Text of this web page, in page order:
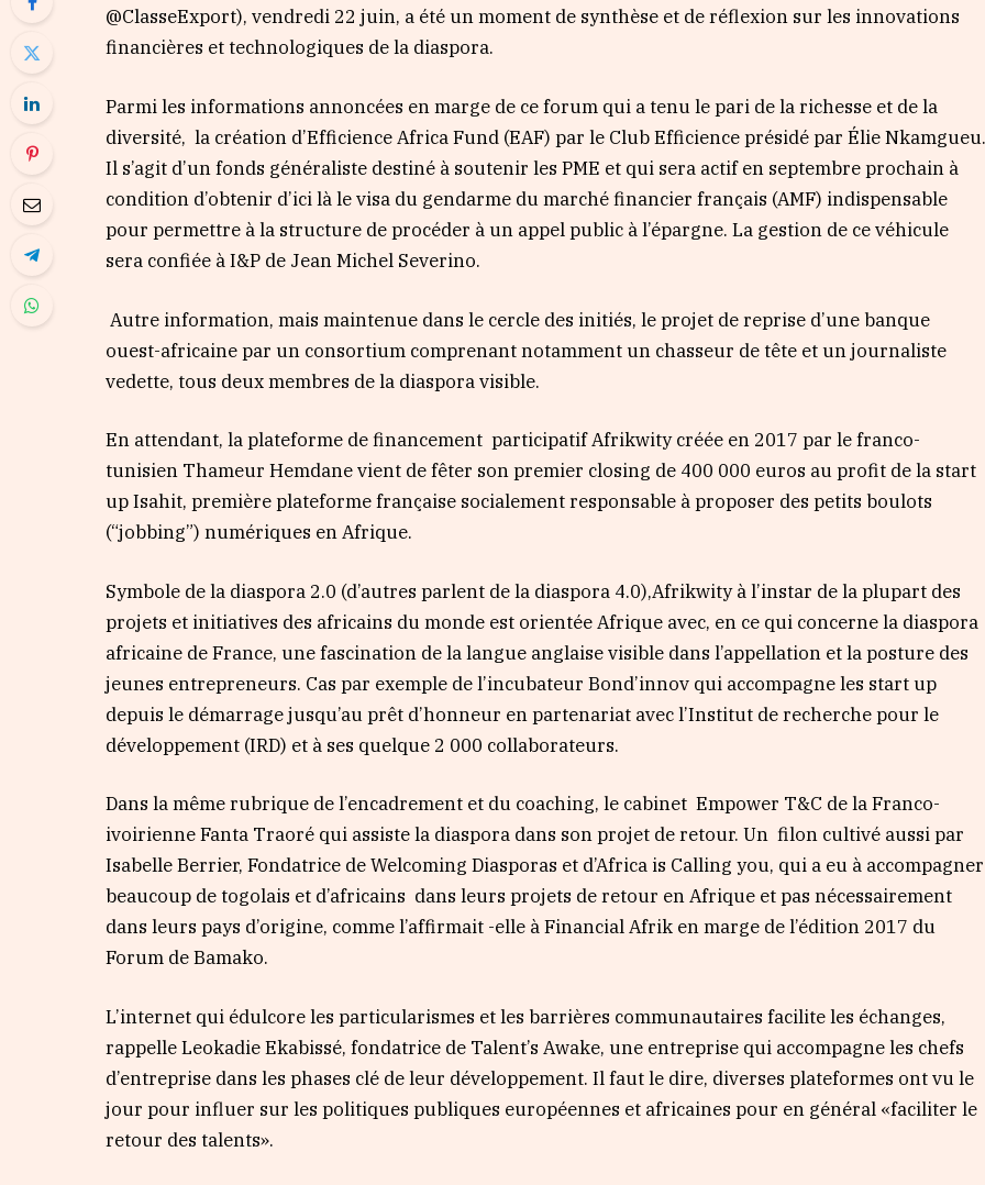
@ClasseExport), vendredi 22 juin, a été un moment de synthèse et de réflexion sur les innovations
financières et technologiques de la diaspora.
Parmi les informations annoncées en marge de ce forum qui a tenu le pari de la richesse et de la
diversité, la création d’Efficience Africa Fund (EAF) par le Club Efficience présidé par Élie
Il s’agit d’un fonds généraliste destiné à soutenir les PME et qui sera actif en septembre prochain à
condition d’obtenir d’ici là le visa du gendarme du marché financier français (AMF) indispensable
pour permettre à la structure de procéder à un appel public à l’épargne. La gestion de ce véhicule
sera confiée à I&P de Jean Michel Severino.
Autre information, mais maintenue dans le cercle des initiés, le projet de reprise d’une banque
ouest-africaine par un consortium comprenant notamment un chasseur de tête et un journaliste
vedette, tous deux membres de la diaspora visible.
En attendant, la plateforme de financement participatif Afrikwity créée en 2017 par le franco-
tunisien Thameur Hemdane vient de fêter son premier closing de 400 000 euros au profit de la start
up Isahit, première plateforme française socialement responsable à proposer des petits boulots
(“jobbing”) numériques en Afrique.
Symbole de la diaspora 2.0 (d’autres parlent de la diaspora 4.0),Afrikwity à l’instar de la plupart des
projets et initiatives des africains du monde est orientée Afrique avec, en ce qui concerne la diaspora
africaine de France, une fascination de la langue anglaise visible dans l’appellation et la posture des
jeunes entrepreneurs. Cas par exemple de l’incubateur Bond’innov qui accompagne les start up
depuis le démarrage jusqu’au prêt d’honneur en partenariat avec l’Institut de recherche pour le
développement (IRD) et à ses quelque 2 000 collaborateurs.
Dans la même rubrique de l’encadrement et du coaching, le cabinet Empower T&C de la Franco-
ivoirienne Fanta Traoré qui assiste la diaspora dans son projet de retour. Un filon cultivé aussi par
Isabelle Berrier, Fondatrice de Welcoming Diasporas et d’Africa is Calling you, qui a eu à accompagner
beaucoup de togolais et d’africains dans leurs projets de retour en Afrique et pas nécessairement
dans leurs pays d’origine, comme l’affirmait -elle à Financial Afrik en marge de l’édition 2017 du
Forum de Bamako.
L’internet qui édulcore les particularismes et les barrières communautaires facilite les échanges,
rappelle Leokadie Ekabissé, fondatrice de Talent’s Awake, une entreprise qui accompagne les chefs
d’entreprise dans les phases clé de leur développement. Il faut le dire, diverses plateformes ont vu le
jour pour influer sur les politiques publiques européennes et africaines pour en général «faciliter le
retour des talents».